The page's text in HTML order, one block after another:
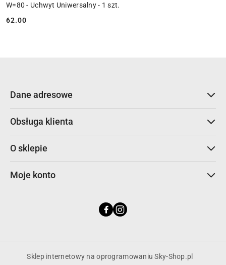
W=80 - Uchwyt Uniwersalny - 1 szt.
Cena:
62.00
Dane adresowe
Obsługa klienta
O sklepie
Moje konto
Sklep internetowy na oprogramowaniu Sky-Shop.pl